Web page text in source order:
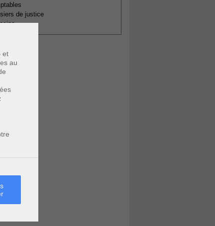
et
au
de justice